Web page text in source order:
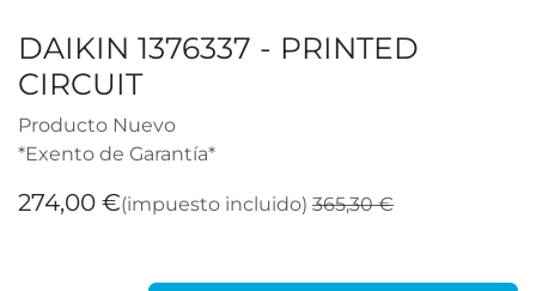
DAIKIN 1376337 - PRINTED
CIRCUIT
Producto Nuevo
*Exento de Garantía*
274,00 €(impuesto incluido) 365,30€